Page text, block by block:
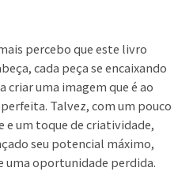
percebo que este livro
cada peça se encaixando
criar uma imagem que é ao
Talvez, com um pouco
e um toque de criatividade,
seu potencial máximo,
uma oportunidade perdida.